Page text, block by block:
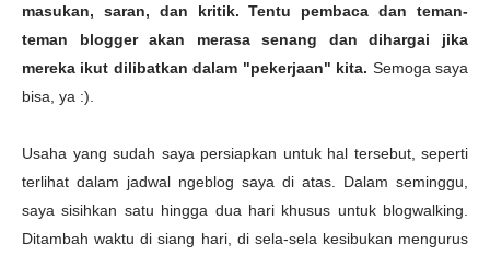
masukan, saran, dan kritik. Tentu pembaca dan teman-
teman blogger akan merasa senang dan dihargai jika
mereka ikut dilibatkan dalam "pekerjaan" kita. Semoga saya
bisa, ya :).
Usaha yang sudah saya persiapkan untuk hal tersebut, seperti
terlihat dalam jadwal ngeblog saya di atas. Dalam seminggu,
saya sisihkan satu hingga dua hari khusus untuk blogwalking.
Ditambah waktu di siang hari, di sela-sela kesibukan mengurus